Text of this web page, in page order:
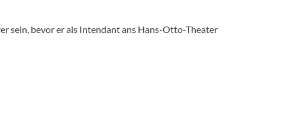
sein, bevor er als Intendant ans Hans-Otto-Theater